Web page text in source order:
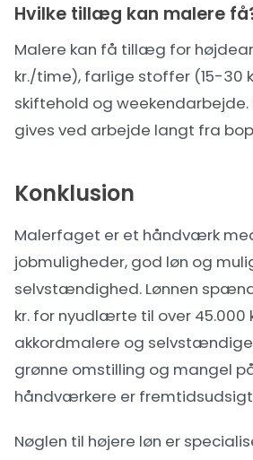
Hvilke tillæg kan malere
Malere kan få tillæg for
kr./time), farlige stoffer (15-30
skiftehold og
gives ved arbejde langt fra
Konklusion
Malerfaget er et håndværk
jobmuligheder, god løn og
selvstændighed. Lønnen
kr. for nyudlærte til over 45.000
akkordmalere og
grønne omstilling og mangel
håndværkere er
Nøglen til højere løn er